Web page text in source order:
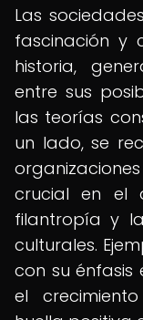
Las
fascinación y
historia,
entre sus
las teorías
un lado, se
crucial en el
filantropía y
culturales.
con su
el